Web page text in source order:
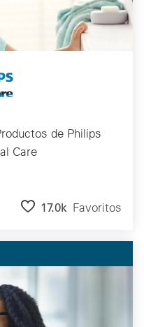
de Philips
Care
17.0k Favoritos